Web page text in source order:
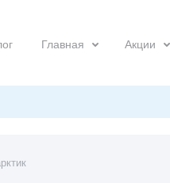
Главная Акции